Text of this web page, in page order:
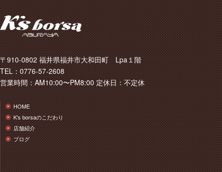
〒910-0802 福井県福井市大和田町 Lpa１階
TEL：0776-57-2608
営業時間：AM10:00〜PM8:00 定休日：不定休
HOME
K's borsaのこだわり
店舗紹介
ブログ